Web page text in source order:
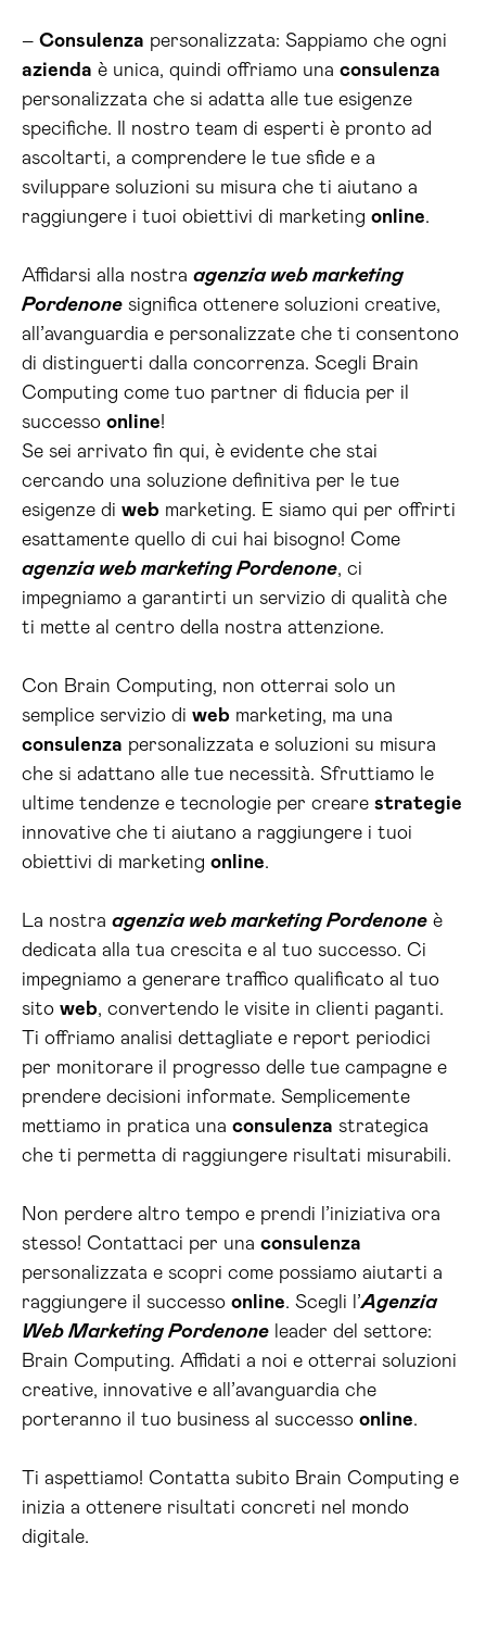
– Consulenza personalizzata: Sappiamo che ogni
azienda è unica, quindi offriamo una consulenza
personalizzata che si adatta alle tue esigenze
specifiche. Il nostro team di esperti è pronto ad
ascoltarti, a comprendere le tue sfide e a
sviluppare soluzioni su misura che ti aiutano a
raggiungere i tuoi obiettivi di marketing online.
Affidarsi alla nostra agenzia web marketing
Pordenone significa ottenere soluzioni creative,
all’avanguardia e personalizzate che ti consentono
di distinguerti dalla concorrenza. Scegli Brain
Computing come tuo partner di fiducia per il
successo online!
Se sei arrivato fin qui, è evidente che stai
cercando una soluzione definitiva per le tue
esigenze di web marketing. E siamo qui per offrirti
esattamente quello di cui hai bisogno! Come
agenzia web marketing Pordenone, ci
impegniamo a garantirti un servizio di qualità che
ti mette al centro della nostra attenzione.
Con Brain Computing, non otterrai solo un
semplice servizio di web marketing, ma una
consulenza personalizzata e soluzioni su misura
che si adattano alle tue necessità. Sfruttiamo le
ultime tendenze e tecnologie per creare strategie
innovative che ti aiutano a raggiungere i tuoi
obiettivi di marketing online.
La nostra agenzia web marketing Pordenone è
dedicata alla tua crescita e al tuo successo. Ci
impegniamo a generare traffico qualificato al tuo
sito web, convertendo le visite in clienti paganti.
Ti offriamo analisi dettagliate e report periodici
per monitorare il progresso delle tue campagne e
prendere decisioni informate. Semplicemente
mettiamo in pratica una consulenza strategica
che ti permetta di raggiungere risultati misurabili.
Non perdere altro tempo e prendi l’iniziativa ora
stesso! Contattaci per una consulenza
personalizzata e scopri come possiamo aiutarti a
raggiungere il successo online. Scegli l’Agenzia
Web Marketing Pordenone leader del settore:
Brain Computing. Affidati a noi e otterrai soluzioni
creative, innovative e all’avanguardia che
porteranno il tuo business al successo online.
Ti aspettiamo! Contatta subito Brain Computing e
inizia a ottenere risultati concreti nel mondo
digitale.